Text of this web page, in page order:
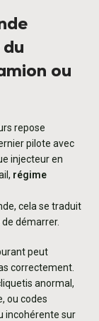
ou
repose
pilote avec
injecteur en
régime
cela se traduit
démarrer.
peut
correctement.
anormal,
ou codes
incohérente sur